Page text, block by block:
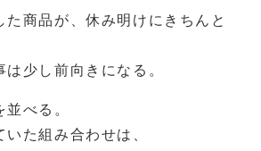
た商品が、休み明けにきちんと
少し前向きになる。
べる。
た組み合わせは、